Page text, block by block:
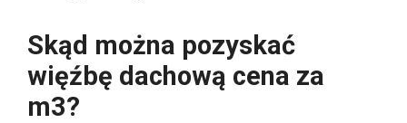
Skąd można pozyskać
więźbę dachową cena za
m3?